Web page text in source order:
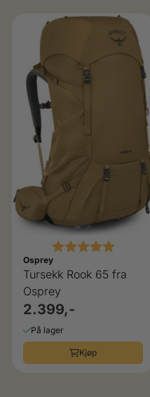
Karakter: 5.0
Osprey
Tursekk Rook 65 fra
Osprey
2.399,-
På lager
Kjøp